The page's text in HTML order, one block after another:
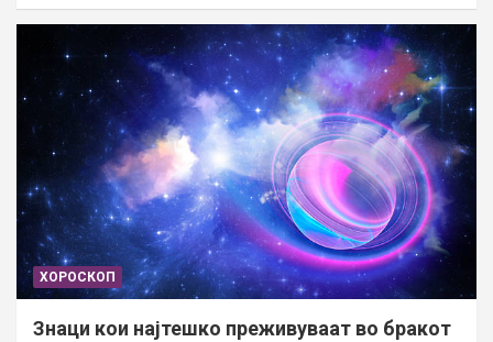
ХОРОСКОП
Знаци кои најтешко преживуваат во бракот